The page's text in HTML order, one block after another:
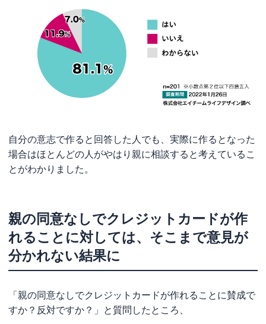
自分の意志で作ると回答した人でも、実際に作るとなった
場合はほとんどの人がやはり親に相談すると考えているこ
とがわかりました。
親の同意なしでクレジットカードが作
れることに対しては、そこまで意見が
分かれない結果に
「親の同意なしでクレジットカードが作れることに賛成で
すか？反対ですか？」と質問したところ、